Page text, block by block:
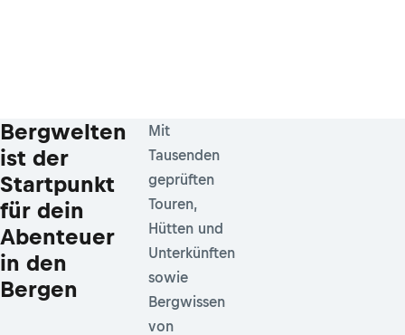
Bergwelten
ist der
Startpunkt
für dein
Abenteuer
in den
Bergen
Mit
Tausenden
geprüften
Touren,
Hütten und
Unterkünften
sowie
Bergwissen
von